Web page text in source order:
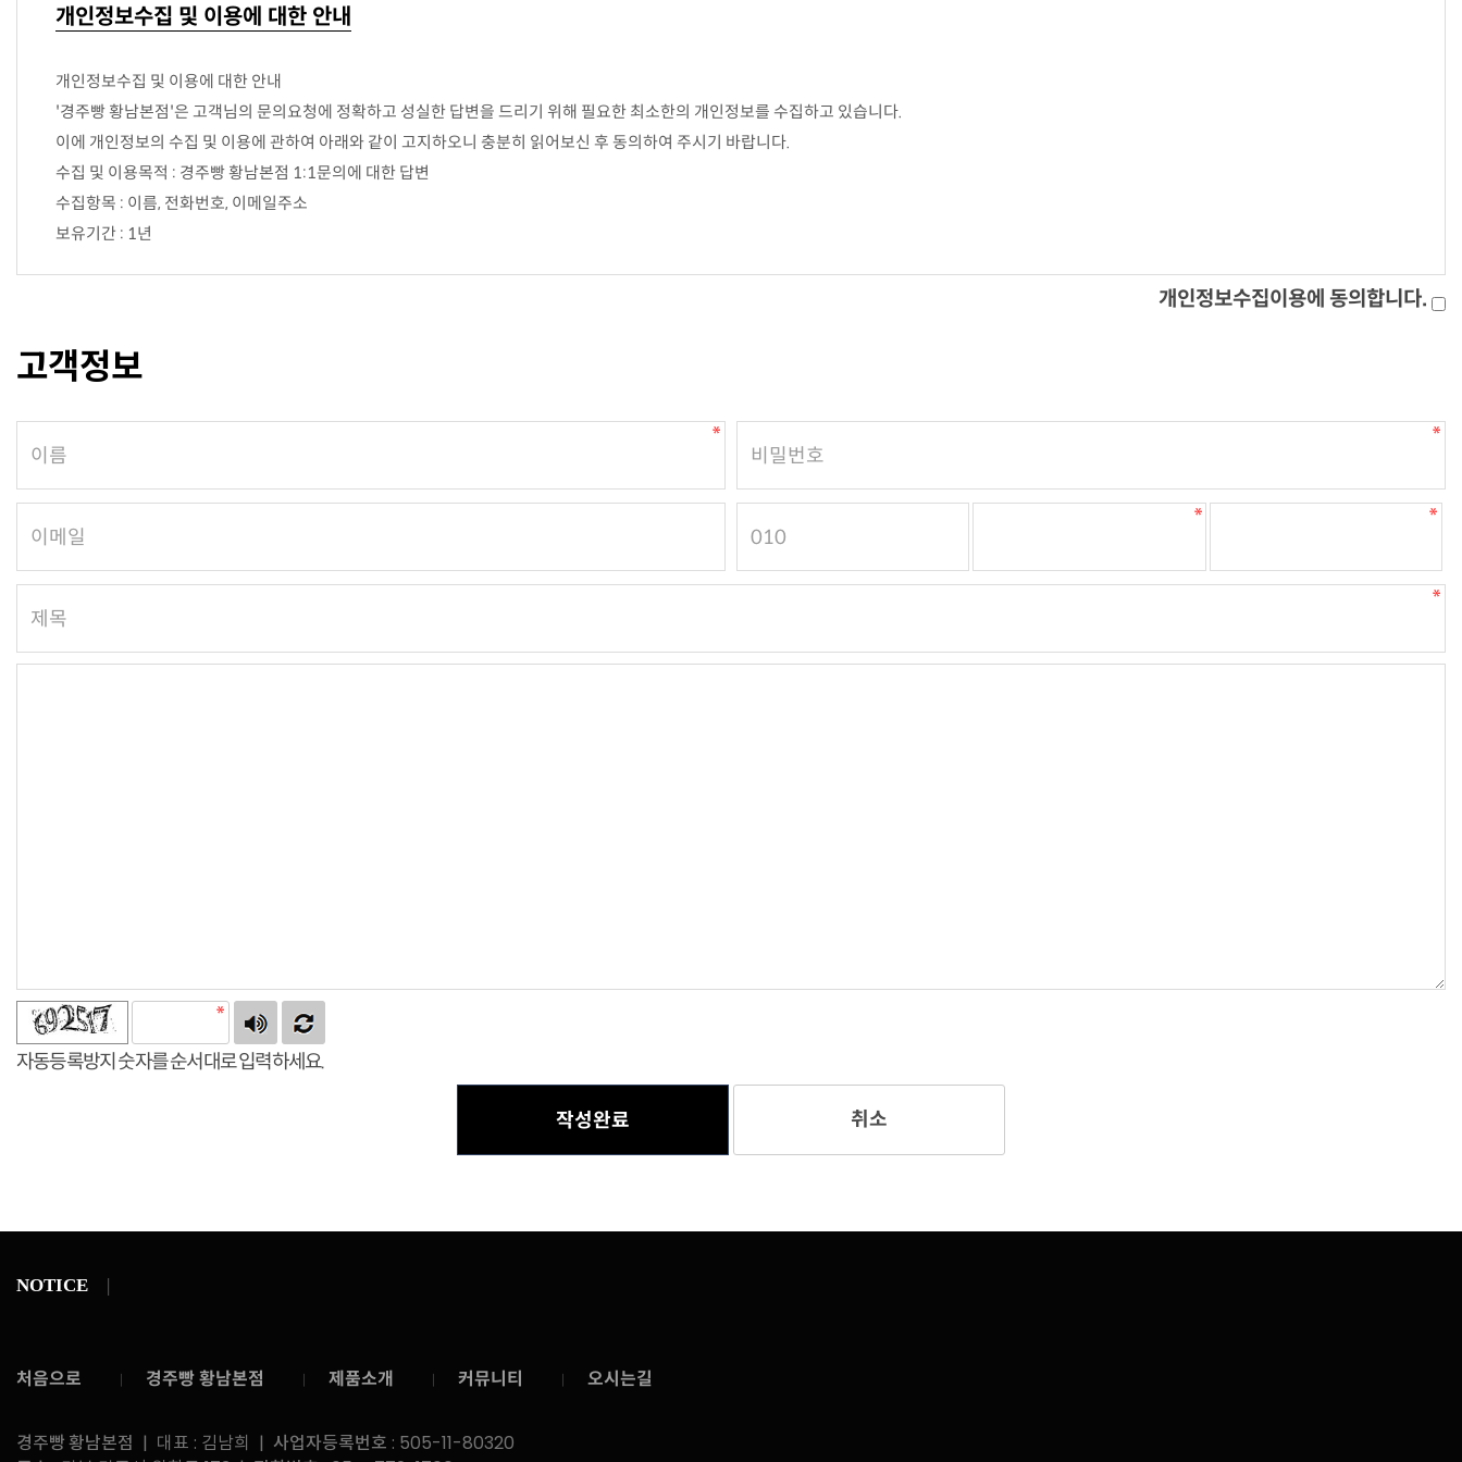
개인정보수집 및 이용에 대한 안내
개인정보수집 및 이용에 대한 안내
'경주빵 황남본점'은 고객님의 문의요청에 정확하고 성실한 답변을 드리기 위해 필요한 최소한의 개인정보를 수집하고 있습니다.
이에 개인정보의 수집 및 이용에 관하여 아래와 같이 고지하오니 충분히 읽어보신 후 동의하여 주시기 바랍니다.
수집 및 이용목적 : 경주빵 황남본점 1:1문의에 대한 답변
수집항목 : 이름, 전화번호, 이메일주소
보유기간 : 1년
개인정보수집이용에 동의합니다.
고객정보
자동등록방지 숫자를 순서대로 입력하세요.
작성완료 취소
NOTICE
처음으로 경주빵 황남본점 제품소개 커뮤니티 오시는길
경주빵 황남본점 | 대표 : 김남희 | 사업자등록번호 : 505-11-80320